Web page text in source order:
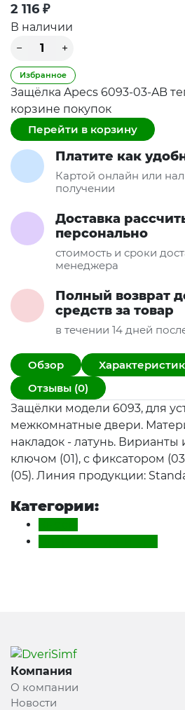
2 116 ₽
В наличии
Избранное
Защёлка Apecs 6093-03-AB
корзине покупок
Перейти в корзину
Платите как
Картой онлайн или
получении
Доставка
персонально
стоимость и сроки
менеджера
Полный возврат
средств за товар
в течении 14 дней
Обзор
Отзывы (0)
Защёлки модели 6093, для
межкомнатные двери.
накладок - латунь. Вирианты
ключом (01), с фиксатором
(05). Линия продукции:
Категории:
Компания
О компании
Новости